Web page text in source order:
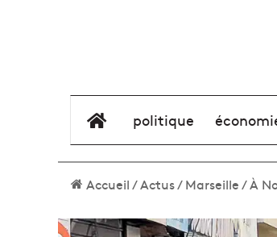
élément de menu
politique
Accueil/Actus/Marseille/À